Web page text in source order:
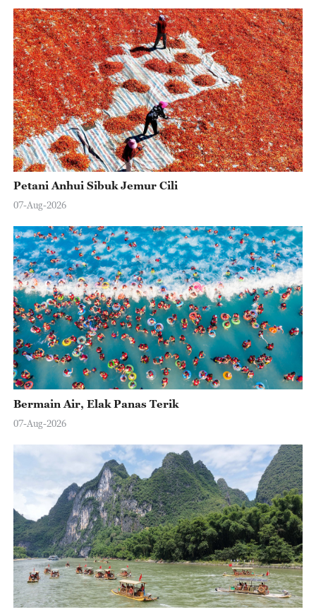
Petani Anhui Sibuk Jemur Cili
07-Aug-2026
Bermain Air, Elak Panas Terik
07-Aug-2026